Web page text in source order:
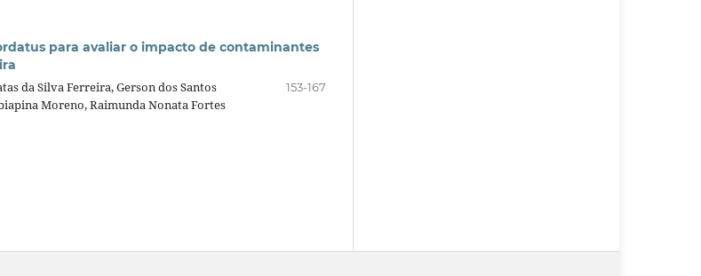
para avaliar o impacto de contaminantes
da Silva Ferreira, Gerson dos Santos
Moreno, Raimunda Nonata Fortes
153-167